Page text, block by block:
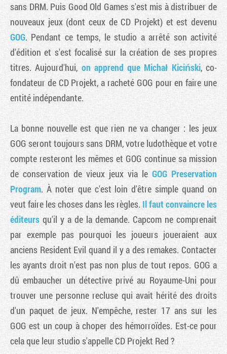
sans DRM. Puis Good Old Games s'est mis à distribuer de
nouveaux jeux (dont ceux de CD Projekt) et est devenu
GOG. Pendant ce temps, le studio a arrêté son activité
d'édition et s'est focalisé sur la création de ses propres
titres. Aujourd'hui, on apprend que Michał Kiciński, co-
fondateur de CD Projekt, a racheté GOG pour en faire une
entité indépendante.
La bonne nouvelle est que rien ne va changer : les jeux
GOG seront toujours sans DRM, votre ludothèque et votre
compte resteront les mêmes et GOG continue sa mission
de conservation de vieux jeux via le GOG Preservation
Program. À noter que c'est loin d'être simple quand on
veut faire les choses dans les règles. Il faut convaincre les
éditeurs qu'il y a de la demande. Capcom ne comprenait
par exemple pas pourquoi les joueurs joueraient aux
anciens Resident Evil quand il y a des remakes. Contacter
les ayants droit n'est pas non plus de tout repos. GOG a
dû embaucher un détective privé au Royaume-Uni pour
trouver une personne recluse qui avait hérité des droits
d'un paquet de jeux. N'empêche, rester 17 ans sur les
GOG est un coup à choper des hémorroïdes. Est-ce pour
cela que leur studio s'appelle CD Projekt Red ?
Tribune